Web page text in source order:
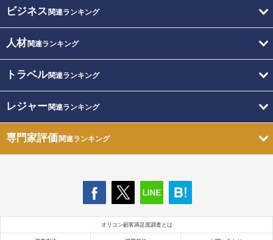
ビジネス 関連ランキング
人材関連ランキング
トラベル関連ランキング
レジャー関連ランキング
専門家評価関連ランキング
オリコン顧客満足度調査とは